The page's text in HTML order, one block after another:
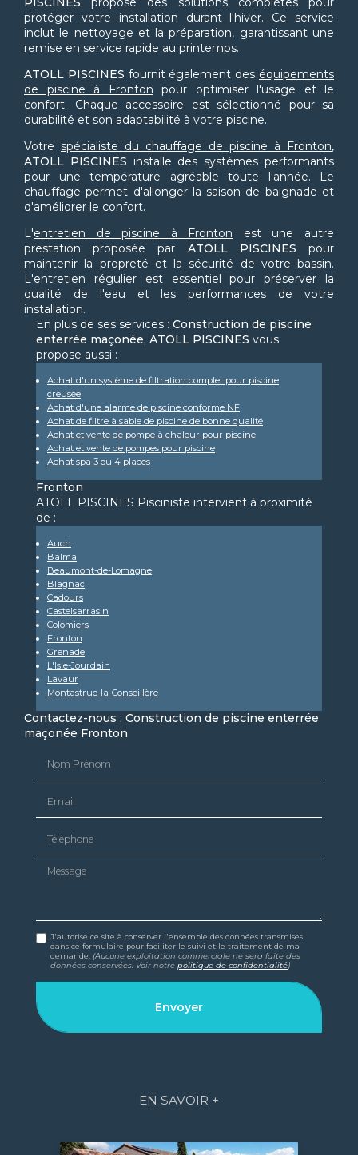
protéger votre installation durant l'hiver. Ce service
inclut le nettoyage et la préparation, garantissant une
remise en service rapide au printemps.
ATOLL PISCINES fournit également des équipements
de piscine à Fronton pour optimiser l'usage et le
confort. Chaque accessoire est sélectionné pour sa
durabilité et son adaptabilité à votre piscine.
Votre spécialiste du chauffage de piscine à Fronton,
ATOLL PISCINES installe des systèmes performants
pour une température agréable toute l'année. Le
chauffage permet d'allonger la saison de baignade et
d'améliorer le confort.
L'entretien de piscine à Fronton est une autre
prestation proposée par ATOLL PISCINES pour
maintenir la propreté et la sécurité de votre bassin.
L'entretien régulier est essentiel pour préserver la
qualité de l'eau et les performances de votre
installation.
En plus de ses services : Construction de piscine
enterrée maçonée, ATOLL PISCINES vous
propose aussi :
Achat d'un système de filtration complet pour piscine
creusée
Achat d'une alarme de piscine conforme NF
Achat de filtre à sable de piscine de bonne qualité
Achat et vente de pompe à chaleur pour piscine
Achat et vente de pompes pour piscine
Achat spa 3 ou 4 places
Fronton
ATOLL PISCINES Pisciniste intervient à proximité
de :
Auch
Balma
Beaumont-de-Lomagne
Blagnac
Cadours
Castelsarrasin
Colomiers
Fronton
Grenade
L'Isle-Jourdain
Lavaur
Montastruc-la-Conseillère
Contactez-nous : Construction de piscine enterrée
maçonée Fronton
Message
J'autorise ce site à conserver l'ensemble des données transmises
dans ce formulaire pour faciliter le suivi et le traitement de ma
demande. (Aucune exploitation commerciale ne sera faite des
données conservées. Voir notrepolitique de confidentialité)
EN SAVOIR +